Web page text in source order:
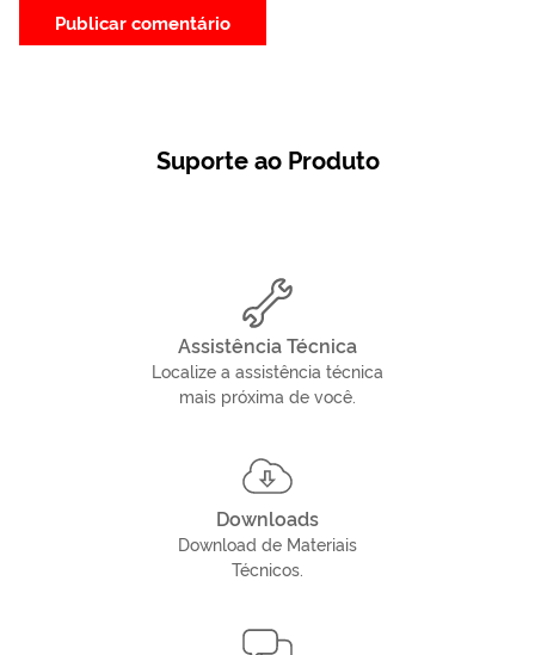
Suporte ao Produto
Assistência Técnica
Localize a assistência técnica
mais próxima de você.
Downloads
Download de Materiais
Técnicos.